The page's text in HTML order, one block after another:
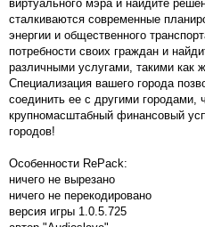
виртуального мэра и найдите
сталкиваются современные
энергии и общественного
потребности своих граждан и
различными услугами, такими как
Специализация вашего города
соединить ее с другими городами,
крупномасштабный финансовый
городов!
Особенности RePack:
ничего не вырезано
ничего не перекодировано
версия игры 1.0.5.725